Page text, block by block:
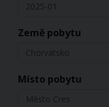
2025-01
Země pobytu
Chorvatsko
Místo pobytu
Město Cres